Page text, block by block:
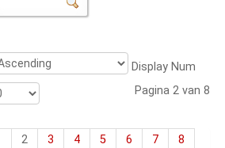
Display Num
Pagina 2 van 8
2 3 4 5 6 7
8